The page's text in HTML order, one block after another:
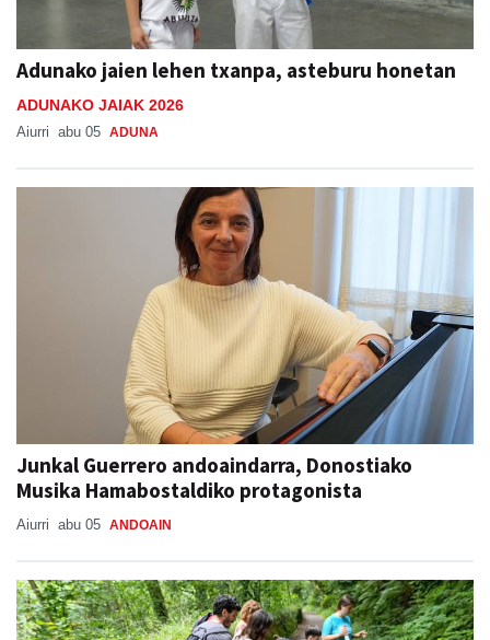
Adunako jaien lehen txanpa, asteburu honetan
ADUNAKO JAIAK 2026
Aiurri abu 05 ADUNA
Junkal Guerrero andoaindarra, Donostiako
Musika Hamabostaldiko protagonista
Aiurri abu 05 ANDOAIN